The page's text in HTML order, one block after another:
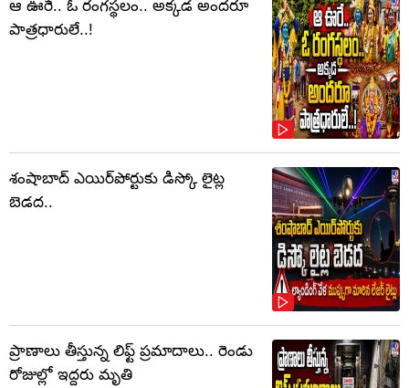
ఆ ఊరే.. ఓ రంగస్థలం.. అక్కడ అందరూ
పాత్రధారులే..!
శంషాబాద్ ఎయిర్‌పోర్టుకు డిస్కో లైట్ల
బెడద..
ప్రాణాలు తీస్తున్న లిఫ్ట్‌ ప్రమాదాలు.. రెండు
రోజుల్లో ఇద్దరు మృతి